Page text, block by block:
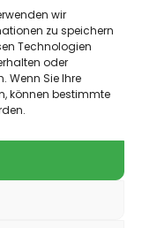
wir
zu speichern
Technologien
oder
Wenn Sie Ihre
können bestimmte
App
Alle Rechte